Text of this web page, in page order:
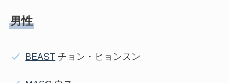
男性
BEAST チョン・ヒョンスン